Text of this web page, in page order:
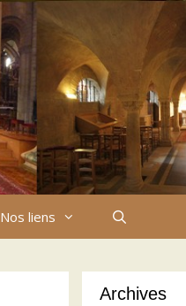
Nos liens
Archives